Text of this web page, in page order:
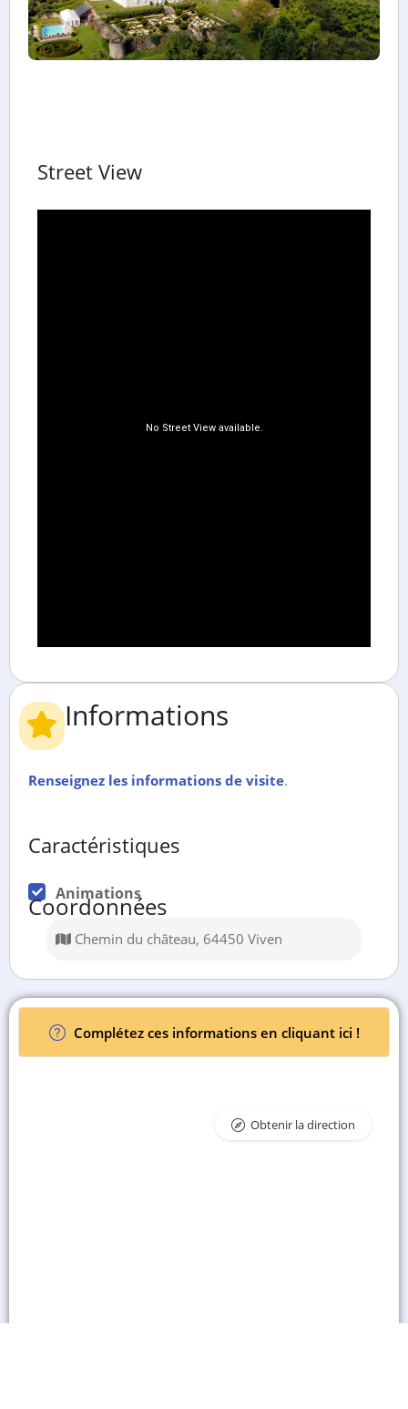
Informations
Renseignez les informations de visite.
Caractéristiques
Animations
Coordonnées
Chemin du château, 64450 Viven
Street View
Complétez ces informations en cliquant ici !
Obtenir la direction